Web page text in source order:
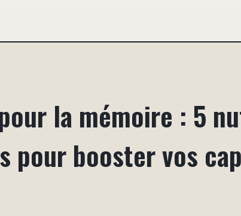
la mémoire : 5
pour booster vos